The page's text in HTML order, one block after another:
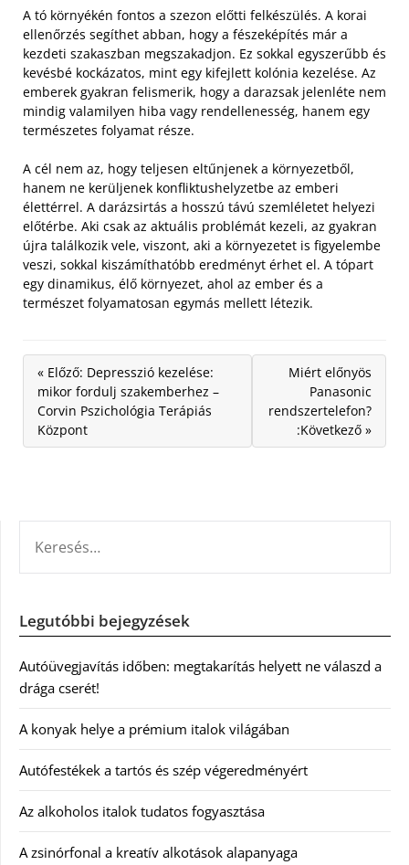
A tó környékén fontos a szezon előtti felkészülés. A korai
ellenőrzés segíthet abban, hogy a fészeképítés már a
kezdeti szakaszban megszakadjon. Ez sokkal egyszerűbb és
kevésbé kockázatos, mint egy kifejlett kolónia kezelése. Az
emberek gyakran felismerik, hogy a darazsak jelenléte nem
mindig valamilyen hiba vagy rendellenesség, hanem egy
természetes folyamat része.
A cél nem az, hogy teljesen eltűnjenek a környezetből,
hanem ne kerüljenek konfliktushelyzetbe az emberi
élettérrel. A darázsirtás a hosszú távú szemléletet helyezi
előtérbe. Aki csak az aktuális problémát kezeli, az gyakran
újra találkozik vele, viszont, aki a környezetet is figyelembe
veszi, sokkal kiszámíthatóbb eredményt érhet el. A tópart
egy dinamikus, élő környezet, ahol az ember és a
természet folyamatosan egymás mellett létezik.
« Előző: Depresszió kezelése:
mikor fordulj szakemberhez –
Corvin Pszichológia Terápiás
Központ
Miért előnyös
Panasonic
rendszertelefon?
:Következő »
Legutóbbi bejegyzések
Autóüvegjavítás időben: megtakarítás helyett ne válaszd a
drága cserét!
A konyak helye a prémium italok világában
Autófestékek a tartós és szép végeredményért
Az alkoholos italok tudatos fogyasztása
A zsinórfonal a kreatív alkotások alapanyaga